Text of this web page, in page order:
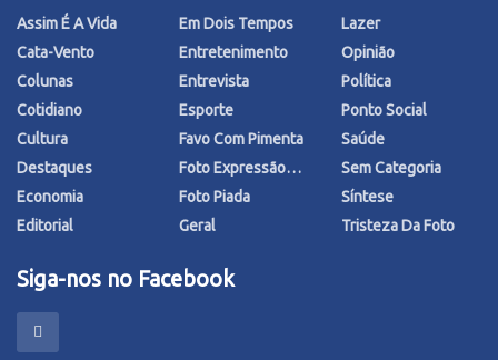
Assim É A Vida
Cata-Vento
Colunas
Cotidiano
Cultura
Destaques
Economia
Editorial
Em Dois Tempos
Entretenimento
Entrevista
Esporte
Favo Com Pimenta
Foto Expressão…
Foto Piada
Geral
Lazer
Opinião
Política
Ponto Social
Saúde
Sem Categoria
Síntese
Tristeza Da Foto
Siga-nos no Facebook